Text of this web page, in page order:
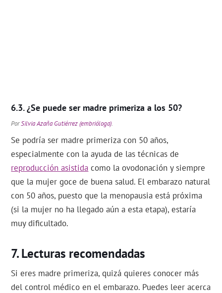
¿Se puede ser madre primeriza a los 50?
PorSilvia Azaña Gutiérrez (embrióloga).
Se podría ser madre primeriza con 50 años,
especialmente con la ayuda de las técnicas de
reproducción asistida como la ovodonación y siempre
que la mujer goce de buena salud. El embarazo natural
con 50 años, puesto que la menopausia está próxima
(si la mujer no ha llegado aún a esta etapa), estaría
muy dificultado.
Lecturas recomendadas
Si eres madre primeriza, quizá quieres conocer más
del control médico en el embarazo. Puedes leer acerca